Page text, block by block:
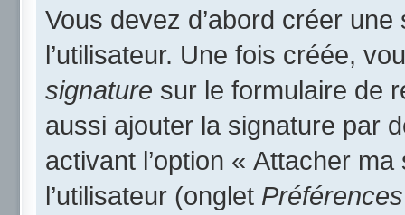
Vous devez d’abord créer
l’utilisateur. Une fois créée,
signature sur le formulaire de
aussi ajouter la signature par
activant l’option « Attacher
l’utilisateur (onglet